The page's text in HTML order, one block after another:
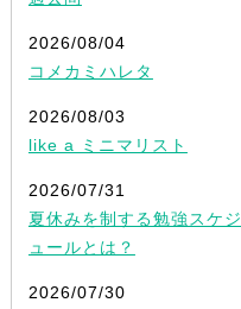
2026/08/04
コメカミハレタ
2026/08/03
like a ミニマリスト
2026/07/31
夏休みを制する勉強スケジ
ュールとは？
2026/07/30